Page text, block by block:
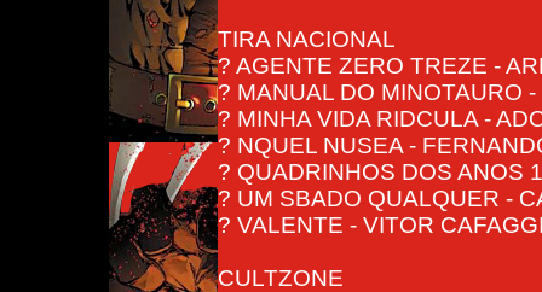
TIRA NACIONAL
? AGENTE ZERO TREZE -
? MANUAL DO MINOTAURO
? MINHA VIDA RIDCULA -
? NQUEL NUSEA -
? QUADRINHOS DOS ANOS
? UM SBADO QUALQUER -
? VALENTE - VITOR
CULTZONE